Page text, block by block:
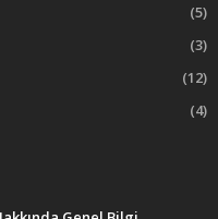
(5)
(3)
(12)
(4)